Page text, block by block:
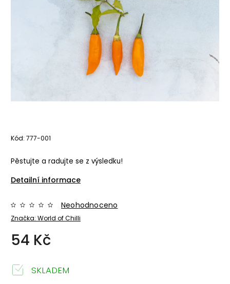
Kód: 777-001
Pěstujte a radujte se z výsledku!
Detailní informace
Značka: World of Chilli
Neohodnoceno
54 Kč
SKLADEM